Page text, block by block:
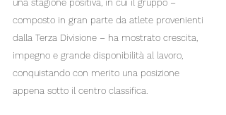
una stagione positiva, in cui il gruppo –
composto in gran parte da atlete provenienti
dalla Terza Divisione – ha mostrato crescita,
impegno e grande disponibilità al lavoro,
conquistando con merito una posizione
appena sotto il centro classifica.